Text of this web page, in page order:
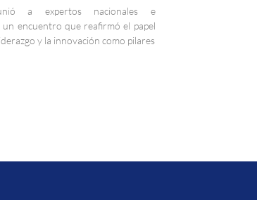
a expertos nacionales e
un encuentro que reafirmó el papel
y la innovación como pilares